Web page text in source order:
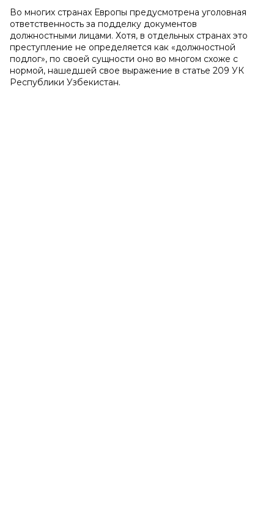
Во многих странах Европы предусмотрена уголовная
ответственность за подделку документов
должностными лицами. Хотя, в отдельных странах это
преступление не определяется как «должностной
подлог», по своей сущности оно во многом схоже с
нормой, нашедшей свое выражение в статье 209 УК
Республики Узбекистан.